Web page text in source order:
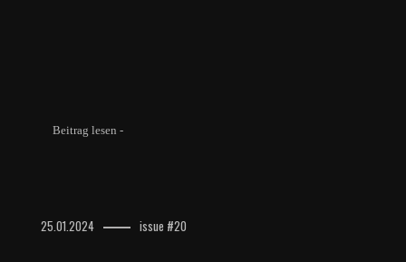
Beitrag lesen -
25.01.2024 issue #20